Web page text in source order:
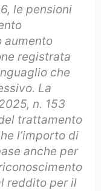
le pensioni
aumento
registrata
che
La
n. 153
trattamento
l’importo di
anche per
reddito per il